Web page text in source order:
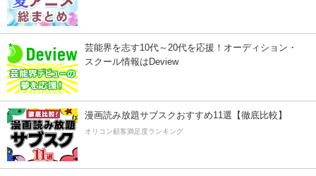
芸能界を志す10代～20代を応援！オーディション・
スクール情報はDeview
漫画読み放題サブスクおすすめ11選【徹底比較】
オリコン顧客満足度ランキング